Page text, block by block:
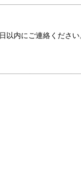
以内にご連絡くださ